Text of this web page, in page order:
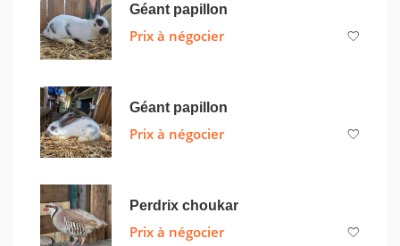
Géant papillon
Prix à négocier
Géant papillon
Prix à négocier
Perdrix choukar
Prix à négocier